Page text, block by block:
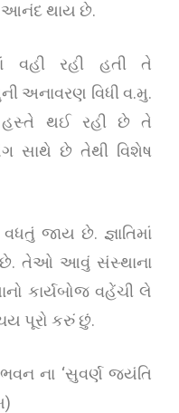
આનંદ થાય છે.
રહી હતી તે
અનાવરણ વિધી વ.મુ.
હસ્તે થઈ રહી છે તે
સાથે છે તેથી વિશેષ
જાય છે. જ્ઞાતિમાં
છે. તેઓ આવું સંસ્થાના
કાર્યબોજ વહેંચી લે
પૂરો કરું છું.
ભવન ના ‘સુવર્ણ જયંતિ